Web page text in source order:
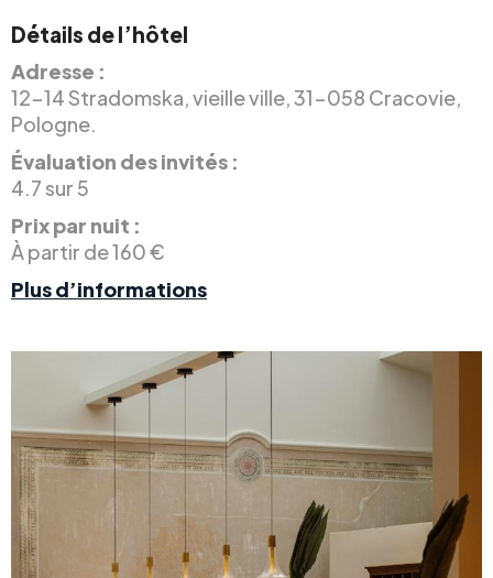
Détails de l’hôtel
Adresse :
12-14 Stradomska, vieille ville, 31-058 Cracovie,
Pologne.
Évaluation des invités :
4.7 sur 5
Prix par nuit :
À partir de 160 €
Plus d’informations